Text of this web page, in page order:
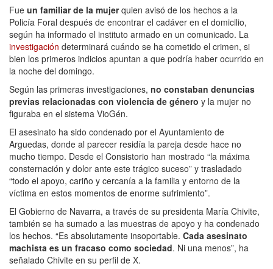
Fue un familiar de la mujerquien avisó de los hechos a la
Policía Foral después de encontrar el cadáver en el domicilio,
según ha informado el instituto armado en un comunicado. La
investigación determinará cuándo se ha cometido el crimen, si
bien los primeros indicios apuntan a que podría haber ocurrido en
la noche del domingo.
Según las primeras investigaciones, no constaban denuncias
previas relacionadas con violencia de género y la mujer no
figuraba en el sistema VioGén.
El asesinato ha sido condenado por el Ayuntamiento de
Arguedas, donde al parecer residía la pareja desde hace no
mucho tiempo. Desde el Consistorio han mostrado “la máxima
consternación y dolor ante este trágico suceso” y trasladado
“todo el apoyo, cariño y cercanía a la familia y entorno de la
víctima en estos momentos de enorme sufrimiento”.
El Gobierno de Navarra, a través de su presidenta María Chivite,
también se ha sumado a las muestras de apoyo y ha condenado
los hechos. “Es absolutamente insoportable. Cada asesinato
machista es un fracaso como sociedad. Ni una menos”, ha
señalado Chivite en su perfil de X.